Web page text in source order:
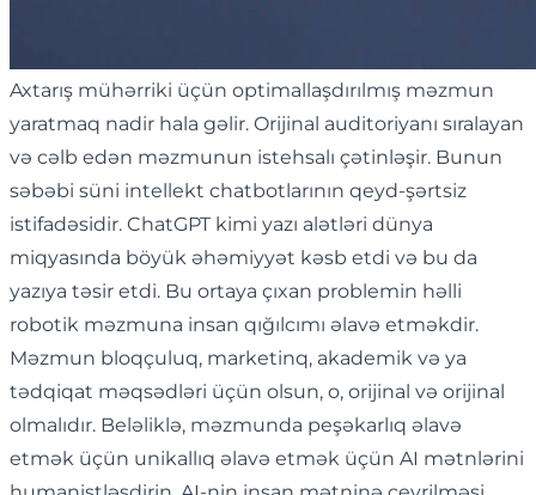
Axtarış mühərriki üçün optimallaşdırılmış məzmun
yaratmaq nadir hala gəlir. Orijinal auditoriyanı sıralayan
və cəlb edən məzmunun istehsalı çətinləşir. Bunun
səbəbi süni intellekt chatbotlarının qeyd-şərtsiz
istifadəsidir. ChatGPT kimi yazı alətləri dünya
miqyasında böyük əhəmiyyət kəsb etdi və bu da
yazıya təsir etdi. Bu ortaya çıxan problemin həlli
robotik məzmuna insan qığılcımı əlavə etməkdir.
Məzmun bloqçuluq, marketinq, akademik və ya
tədqiqat məqsədləri üçün olsun, o, orijinal və orijinal
olmalıdır. Beləliklə, məzmunda peşəkarlıq əlavə
etmək üçün unikallıq əlavə etmək üçün AI mətnlərini